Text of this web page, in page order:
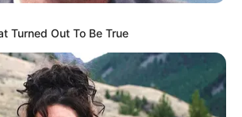
Turned Out To Be True